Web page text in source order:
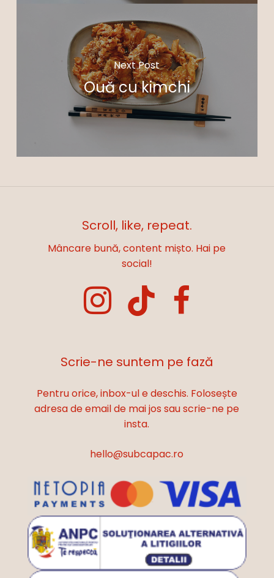
Next Post
Ouă cu kimchi
Scroll, like, repeat.
Mâncare bună, content mișto. Hai pe
social!
Scrie-ne suntem pe fază
Pentru orice, inbox-ul e deschis. Folosește
adresa de email de mai jos sau scrie-ne pe
insta.
hello@subcapac.ro